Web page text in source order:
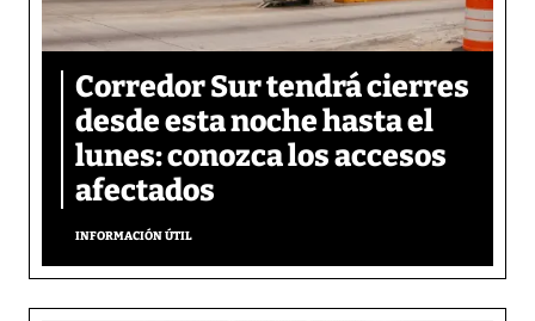
Corredor Sur tendrá cierres
desde esta noche hasta el
lunes: conozca los accesos
afectados
INFORMACIÓN ÚTIL